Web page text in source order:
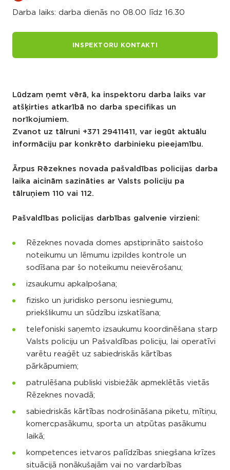
Darba laiks: darba dienās no 08.00 līdz 16.30
INSPEKTORU KONTAKTI
Lūdzam ņemt vērā, ka inspektoru darba laiks var
atšķirties atkarībā no darba specifikas un
norīkojumiem.
Zvanot uz tālruni +371 29411411, var iegūt aktuālu
informāciju par konkrēto darbinieku pieejamību.
Ārpus Rēzeknes novada pašvaldības policijas darba
laika aicinām sazināties ar Valsts policiju pa
tālruņiem 110 vai 112.
Pašvaldības policijas darbības galvenie virzieni:
Rēzeknes novada domes apstiprināto saistošo
noteikumu un lēmumu izpildes kontrole un
sodīšana par šo noteikumu neievērošanu;
izsaukumu apkalpošana;
fizisko un juridisko personu iesniegumu,
priekšlikumu un sūdzību izskatīšana;
telefoniski saņemto izsaukumu koordinēšana starp
Valsts policiju un Pašvaldības policiju, lai operatīvi
varētu reaģēt uz sabiedriskās kārtības
pārkāpumiem;
patrulēšana publiski visbiežāk apmeklētās vietās
Rēzeknes novadā;
sabiedriskās kārtības nodrošināšana piketu, mītiņu,
komercpasākumu, sporta un atpūtas pasākumu
laikā;
kompetences ietvaros palīdzības sniegšana krīzes
situācijā nonākušajām vai no vardarbības